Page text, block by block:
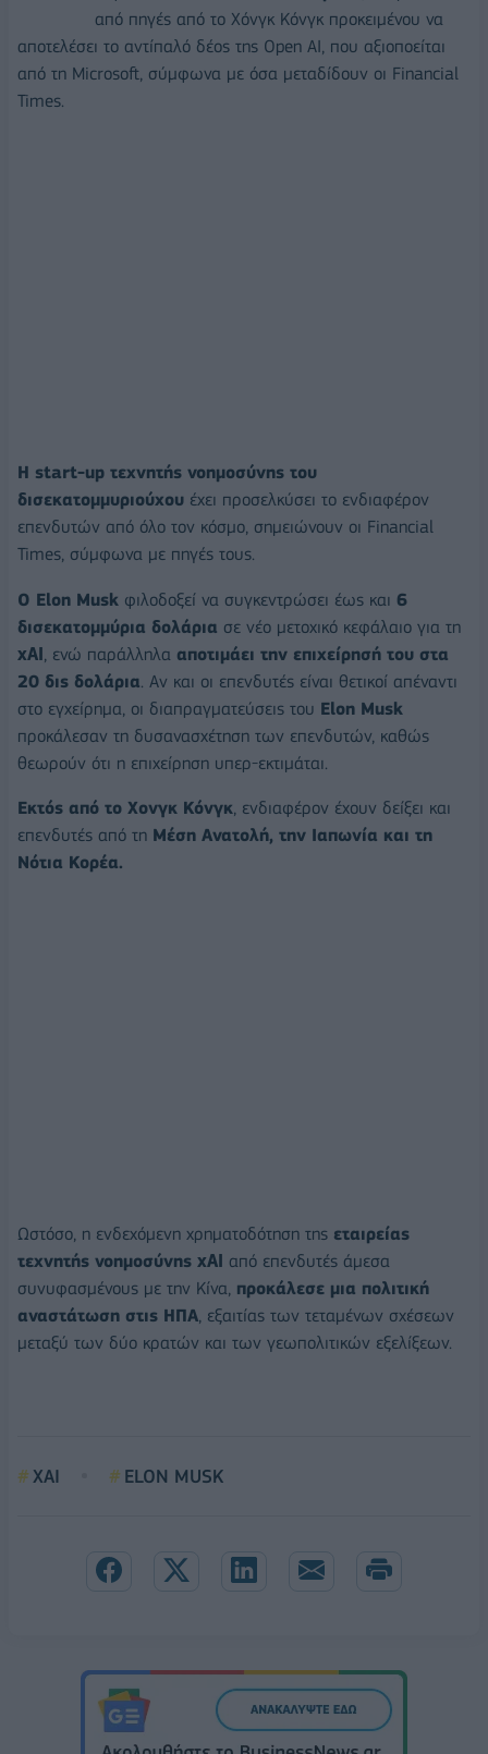
από πηγές από το Χόνγκ Κόνγκ προκειμένου να
αποτελέσει το αντίπαλό δέος της Open AI, που αξιοποείται
από τη Microsoft, σύμφωνα με όσα μεταδίδουν οι Financial
Times.
Η start-up τεχνητής νοημοσύνης του
δισεκατομμυριούχου έχει προσελκύσει το ενδιαφέρον
επενδυτών από όλο τον κόσμο, σημειώνουν οι Financial
Times, σύμφωνα με πηγές τους.
Ο Elon Musk φιλοδοξεί να συγκεντρώσει έως και 6
δισεκατομμύρια δολάρια σε νέο μετοχικό κεφάλαιο για τη
xAI , ενώ παράλληλα αποτιμάει την επιχείρησή του στα
20 δις δολάρια. Αν και οι επενδυτές είναι θετικοί απέναντι
στο εγχείρημα, οι διαπραγματεύσεις του Elon Musk
προκάλεσαν τη δυσανασχέτηση των επενδυτών, καθώς
θεωρούν ότι η επιχείρηση υπερ-εκτιμάται.
Εκτός από το Χονγκ Κόνγκ, ενδιαφέρον έχουν δείξει και
επενδυτές από τη Μέση Ανατολή, την Ιαπωνία και τη
Νότια Κορέα.
Ωστόσο, η ενδεχόμενη χρηματοδότηση της εταιρείας
τεχνητής νοημοσύνης xAI από επενδυτές άμεσα
συνυφασμένους με την Κίνα, προκάλεσε μια πολιτική
αναστάτωση στις ΗΠΑ, εξαιτίας των τεταμένων σχέσεων
μεταξύ των δύο κρατών και των γεωπολιτικών εξελίξεων.
ΧΑΙ ELON MUSK